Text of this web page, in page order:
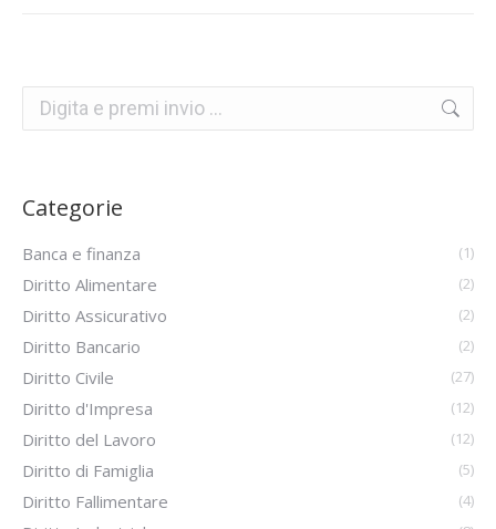
Categorie
Banca e finanza (1)
Diritto Alimentare (2)
Diritto Assicurativo (2)
Diritto Bancario (2)
Diritto Civile (27)
Diritto d'Impresa (12)
Diritto del Lavoro (12)
Diritto di Famiglia (5)
Diritto Fallimentare (4)